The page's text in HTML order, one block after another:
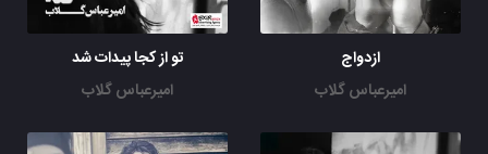
خدایا کجایی
خدایا کجایی
ازدواج
امیرعباس گلاب
تو از کجا پیدات شد
امیرعباس گلاب